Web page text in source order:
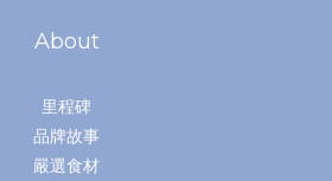
About
里程碑
品牌故事
嚴選食材